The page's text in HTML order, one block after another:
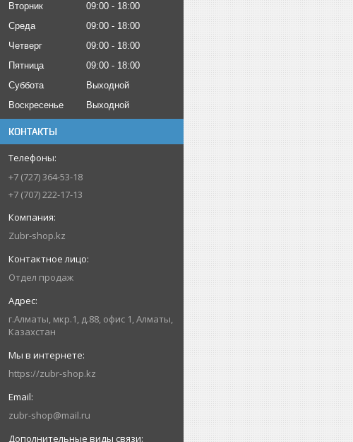
Вторник
09:00
18:00
Среда
09:00
18:00
Четверг
09:00
18:00
Пятница
09:00
18:00
Суббота
Выходной
Воскресенье
Выходной
КОНТАКТЫ
+7 (727) 364-53-18
+7 (707) 222-17-13
Zubr-shop.kz
Отдел продаж
г.Алматы, мкр.1, д.88, офис 1, Алматы,
Казахстан
https://zubr-shop.kz
zubr-shop@mail.ru